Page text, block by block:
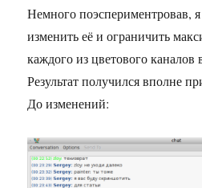
Немного поэспериментровав,
изменить её и ограничить
каждого из цветового каналов
Результат получился вполне
До изменений: